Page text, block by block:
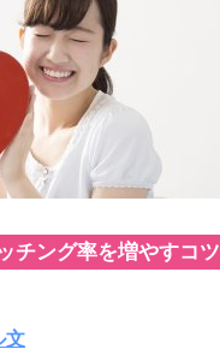
チング率を増やすコツ
文